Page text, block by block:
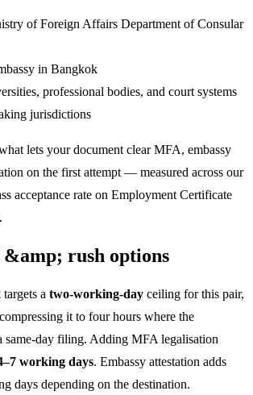
of Foreign Affairs Department of Consular
in Bangkok
professional bodies, and court systems
jurisdictions
lets your document clear MFA, embassy
on the first attempt — measured across our
acceptance rate on Employment Certificate
rush options
a two-working-day ceiling for this pair,
it to four hours where the
same-day filing. Adding MFA legalisation
working days. Embassy attestation adds
days depending on the destination.